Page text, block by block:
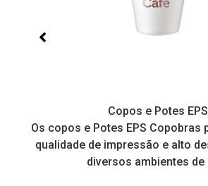
Copos e Potes EPS
Os copos e Potes EPS Copobras
qualidade de impressão e alto
diversos ambientes de